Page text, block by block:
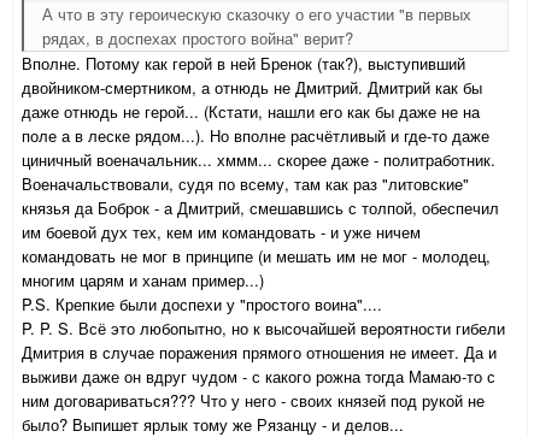
А что в эту героическую сказочку о его участии "в первых
рядах, в доспехах простого война" верит?
Вполне. Потому как герой в ней Бренок (так?), выступивший
двойником-смертником, а отнюдь не Дмитрий. Дмитрий как бы
даже отнюдь не герой... (Кстати, нашли его как бы даже не на
поле а в леске рядом...). Но вполне расчётливый и где-то даже
циничный военачальник... хммм... скорее даже - политработник.
Военачальствовали, судя по всему, там как раз "литовские"
князья да Боброк - а Дмитрий, смешавшись с толпой, обеспечил
им боевой дух тех, кем им командовать - и уже ничем
командовать не мог в принципе (и мешать им не мог - молодец,
многим царям и ханам пример...)
P.S. Крепкие были доспехи у "простого воина"....
P. P. S. Всё это любопытно, но к высочайшей вероятности гибели
Дмитрия в случае поражения прямого отношения не имеет. Да и
выживи даже он вдруг чудом - с какого рожна тогда Мамаю-то с
ним договариваться??? Что у него - своих князей под рукой не
было? Выпишет ярлык тому же Рязанцу - и делов...